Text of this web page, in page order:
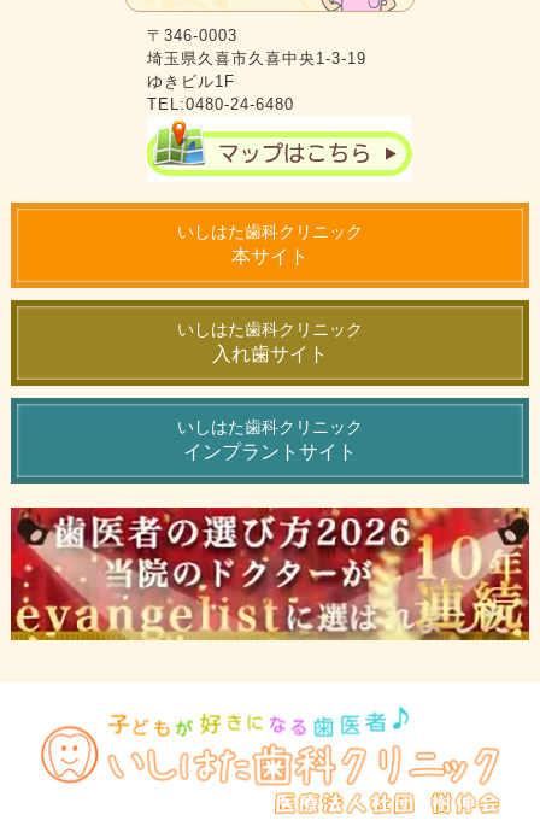
〒346-0003
埼玉県久喜市久喜中央1-3-19
ゆきビル1F
TEL:0480-24-6480
いしはた歯科クリニック
本サイト
いしはた歯科クリニック
入れ歯サイト
いしはた歯科クリニック
インプラントサイト